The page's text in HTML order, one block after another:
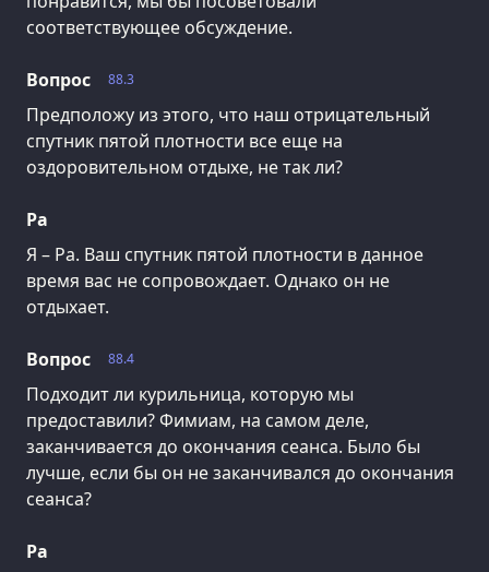
соответствующее обсуждение.
88.3
Вопрос
Предположу из этого, что наш отрицательный
спутник пятой плотности все еще на
оздоровительном отдыхе, не так ли?
Ра
Я – Ра. Ваш спутник пятой плотности в данное
время вас не сопровождает. Однако он не
отдыхает.
88.4
Вопрос
Подходит ли курильница, которую мы
предоставили? Фимиам, на самом деле,
заканчивается до окончания сеанса. Было бы
лучше, если бы он не заканчивался до окончания
сеанса?
Ра